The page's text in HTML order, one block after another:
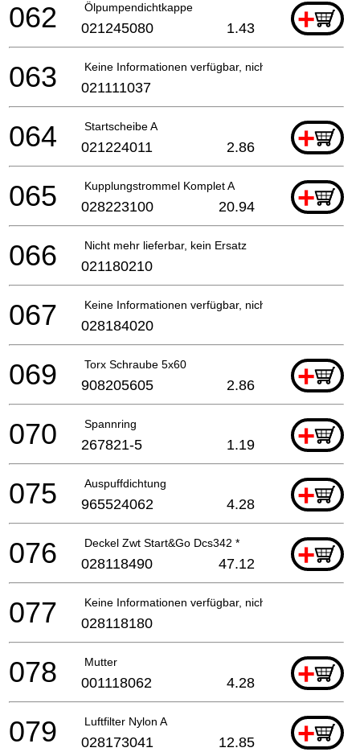
Ölpumpendichtkappe +
062 021245080 1.43
Keine Informationen verfügbar, nicht bestellbar
063 021111037
Startscheibe A +
064 021224011 2.86
Kupplungstrommel Komplet A +
065 028223100 20.94
Nicht mehr lieferbar, kein Ersatz
066 021180210
Keine Informationen verfügbar, nicht bestellbar
067 028184020
Torx Schraube 5x60 +
069 908205605 2.86
Spannring +
070 267821-5 1.19
Auspuffdichtung +
075 965524062 4.28
Deckel Zwt Start&Go Dcs342 * +
076 028118490 47.12
Keine Informationen verfügbar, nicht bestellbar
077 028118180
Mutter +
078 001118062 4.28
Luftfilter Nylon A +
079 028173041 12.85